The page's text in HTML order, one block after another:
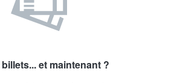
et maintenant ?